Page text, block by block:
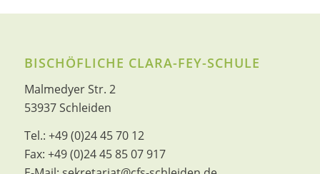
BISCHÖFLICHE CLARA-FEY-SCHULE
Malmedyer Str. 2
53937 Schleiden
Tel.: +49 (0)24 45 70 12
Fax: +49 (0)24 45 85 07 917